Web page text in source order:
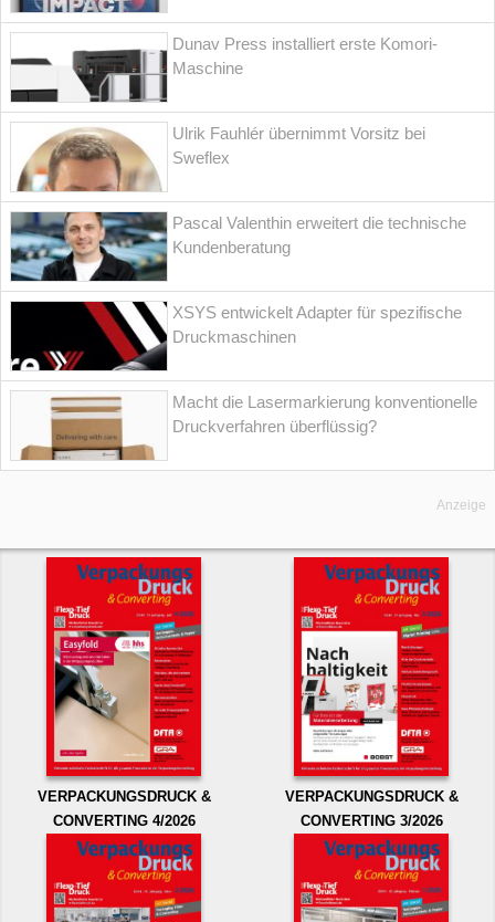
Dunav Press installiert erste Komori-
Maschine
Ulrik Fauhlér übernimmt Vorsitz bei
Sweflex
Pascal Valenthin erweitert die technische
Kundenberatung
XSYS entwickelt Adapter für spezifische
Druckmaschinen
Macht die Lasermarkierung konventionelle
Druckverfahren überflüssig?
Anzeige
VERPACKUNGSDRUCK &
CONVERTING 4/2026
VERPACKUNGSDRUCK &
CONVERTING 3/2026